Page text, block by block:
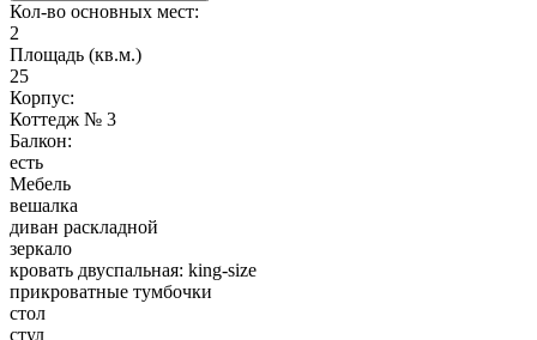
Кол-во основных мест:
2
Площадь (кв.м.)
25
Корпус:
Коттедж № 3
Балкон:
есть
Мебель
вешалка
диван раскладной
зеркало
кровать двуспальная: king-size
прикроватные тумбочки
стол
стул